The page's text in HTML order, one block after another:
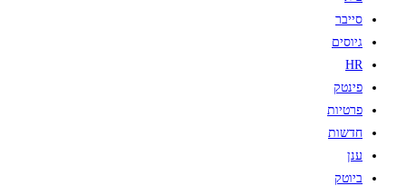
סייבר
גיוסים
HR
פינטק
פרטיות
חדשות
ענן
ביוטק